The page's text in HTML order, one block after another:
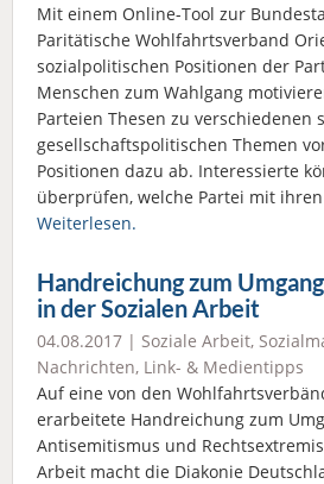
Mit einem Online-Tool zur
Paritätische Wohlfahrtsverband
sozialpolitischen Positionen der
Menschen zum Wahlgang
Parteien Thesen zu verschiedenen
gesellschaftspolitischen Themen
Positionen dazu ab. Interessierte
überprüfen, welche Partei mit
Weiterlesen.
Handreichung zum
in der Sozialen Arbeit
04.08.2017 | Soziale Arbeit,
Nachrichten, Link- & Medientipps
Auf eine von den
erarbeitete Handreichung zum
Antisemitismus und
Arbeit macht die Diakonie